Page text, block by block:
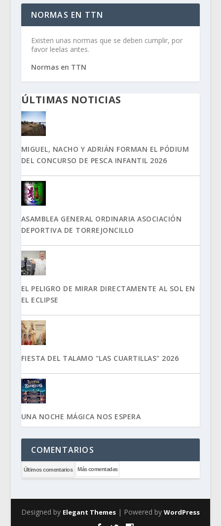
NORMAS EN TTN
Existen unas normas que se deben cumplir, por
favor leelas antes.
Normas en TTN
ÚLTIMAS NOTICIAS
MIGUEL, NACHO Y ADRIÁN FORMAN EL PÓDIUM
DEL CONCURSO DE PESCA INFANTIL 2026
ASAMBLEA GENERAL ORDINARIA ASOCIACIÓN
DEPORTIVA DE TORREJONCILLO
EL PELIGRO DE MIRAR DIRECTAMENTE AL SOL EN
EL ECLIPSE
FIESTA DEL TALAMO "LAS CUARTILLAS" 2026
UNA NOCHE MÁGICA NOS ESPERA
COMENTARIOS
Últimos comentarios Más comentadas
Designed by Elegant Themes| Powered by WordPress